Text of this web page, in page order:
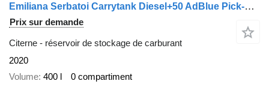
Emiliana Serbatoi Carrytank Diesel+50 AdBlue Pick-Up Z1
Prix sur demande
Citerne - réservoir de stockage de carburant
2020
Volume 400 l 0 compartiment